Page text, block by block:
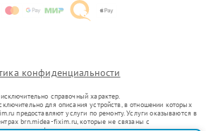
конфиденциальности
справочный характер.
для описания устройств, в отношении которых
предоставляют услуги по ремонту. Услуги оказываются в
brn.midea-fixim.ru, которые не связаны с